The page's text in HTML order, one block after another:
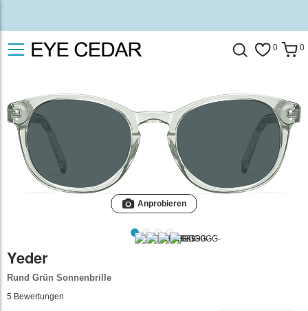
0 0
Anprobieren
Yeder
Rund Grün Sonnenbrille
5 Bewertungen